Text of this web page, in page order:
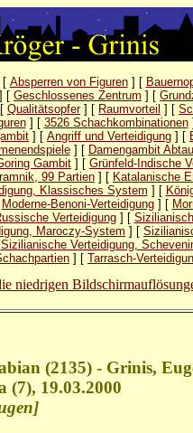
Absperren von Figuren] [
[ Geschlossenes Zentrum ] [
Qualitätsopfer] [ Raumvorteil ] [
] [ 3526 Schachkombinationen
] [ Angriff und Verteidigung ] [
] [ Damengambit
Gambit ] [ Grünfeld-Indische
99 Partien ] [ Katalanische
Klassisches System ] [
Moderne-Benoni-Verteidigung] [
Verteidigung] [
Maroczy-System ] [
Sizilianische Verteidigung,
] [ Tarrasch-
niedrigen
(2135) - Grinis,
(7), 19.03.2000